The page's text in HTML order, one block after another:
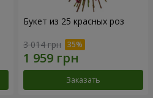
Букет из 25 красных роз
3 014 грн
Заказать